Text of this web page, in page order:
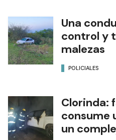
Una
control y
malezas
POLICIALES
Clorinda:
consume
un